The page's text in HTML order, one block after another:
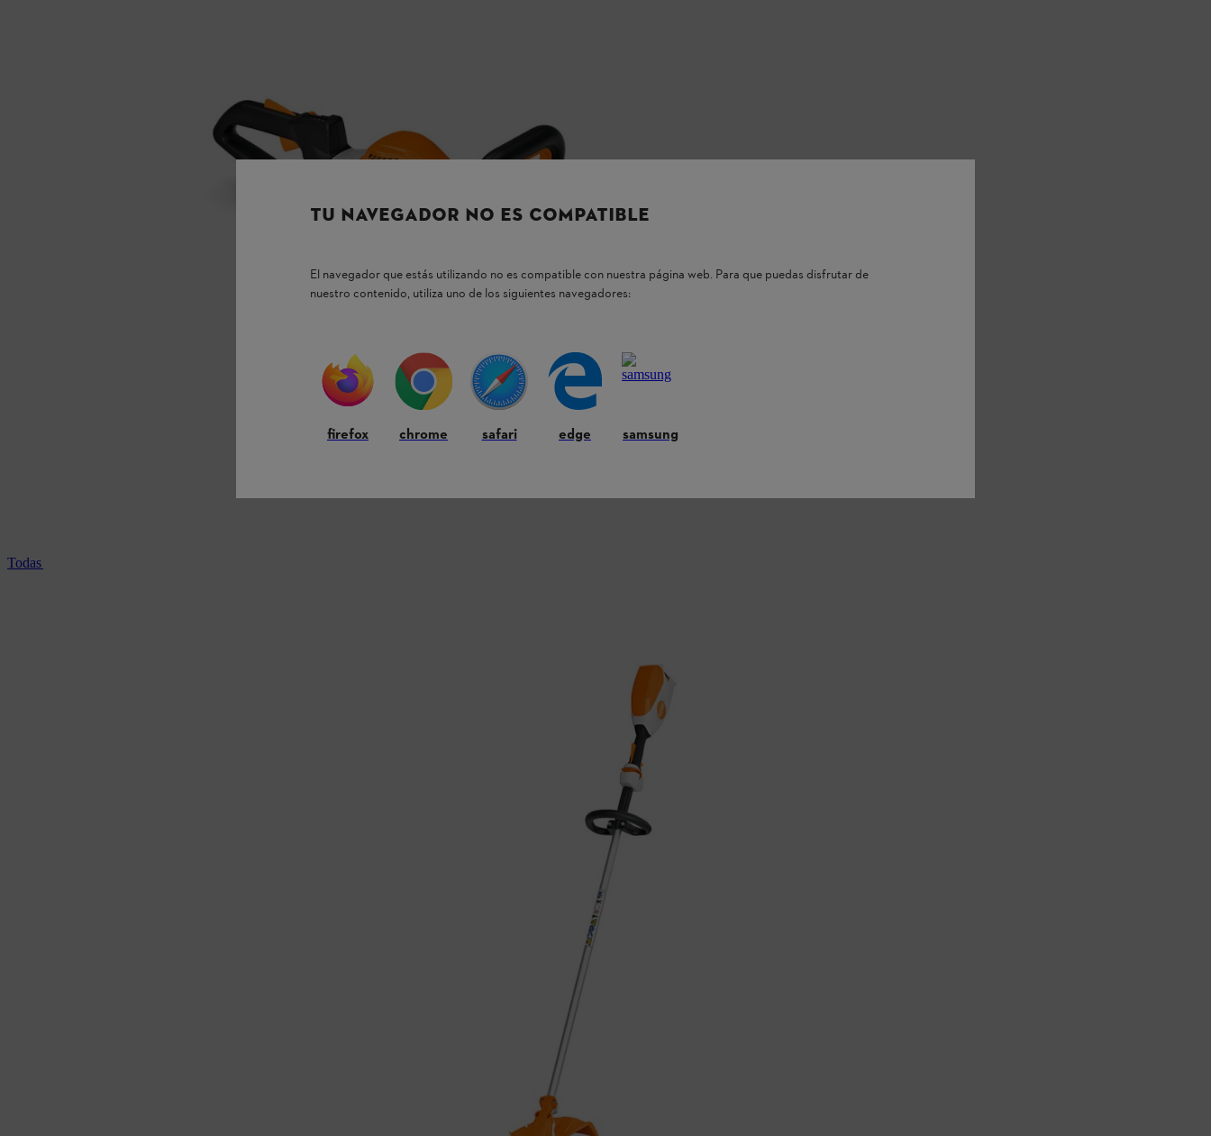
Todas las guadañas profesionales
TU NAVEGADOR NO ES COMPATIBLE
El navegador que estás utilizando no es compatible con nuestra página web. Para que puedas disfrutar de
nuestro contenido, utiliza uno de los siguientes navegadores:
firefox chrome safari edge samsung